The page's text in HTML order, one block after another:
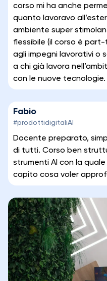
corso mi ha anche
quanto lavoravo
ambiente super
flessibile (il corso è
agli impegni lavorativi o
a chi già lavora
con le nuove
Fabio
#prodottidigitaliAI
Docente preparato,
di tutti. Corso ben
strumenti AI con la
capito cosa voler